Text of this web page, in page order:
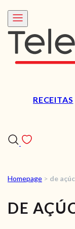
RECEITAS
Homepage > de
DE